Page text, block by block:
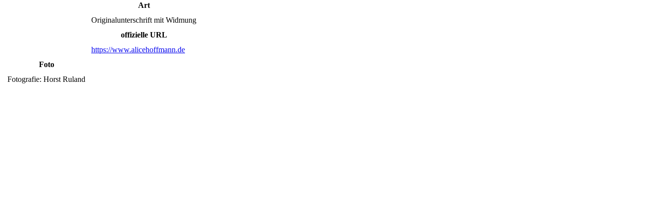
Art
Originalunterschrift mit Widmung
offizielle URL
https://www.alicehoffmann.de
Foto
Fotografie: Horst Ruland